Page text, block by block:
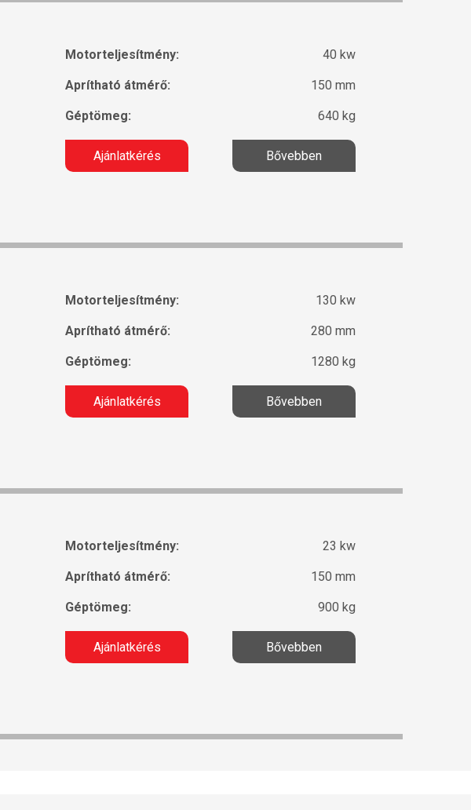
Motorteljesítmény: 40 kw
Aprítható átmérő: 150 mm
Géptömeg: 640 kg
Ajánlatkérés Bővebben
Motorteljesítmény: 130 kw
Aprítható átmérő: 280 mm
Géptömeg: 1280 kg
Ajánlatkérés Bővebben
Motorteljesítmény: 23 kw
Aprítható átmérő: 150 mm
Géptömeg: 900 kg
Ajánlatkérés Bővebben